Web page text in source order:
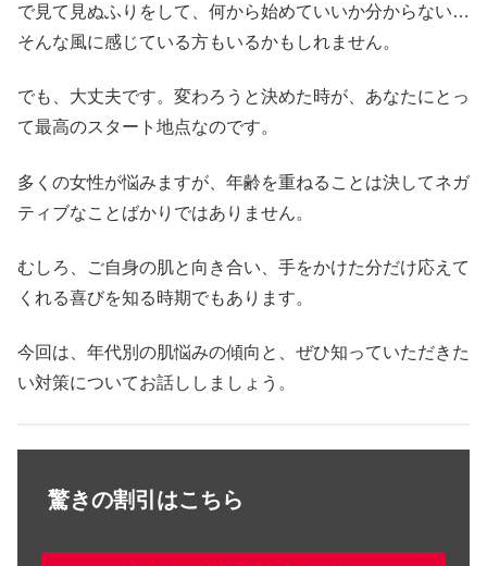
で見て見ぬふりをして、何から始めていいか分からない…
そんな風に感じている方もいるかもしれません。
でも、大丈夫です。変わろうと決めた時が、あなたにとっ
て最高のスタート地点なのです。
多くの女性が悩みますが、年齢を重ねることは決してネガ
ティブなことばかりではありません。
むしろ、ご自身の肌と向き合い、手をかけた分だけ応えて
くれる喜びを知る時期でもあります。
今回は、年代別の肌悩みの傾向と、ぜひ知っていただきた
い対策についてお話ししましょう。
驚きの割引はこちら